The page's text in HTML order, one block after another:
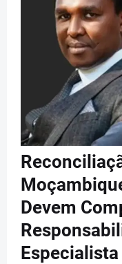
Devem
Especialista